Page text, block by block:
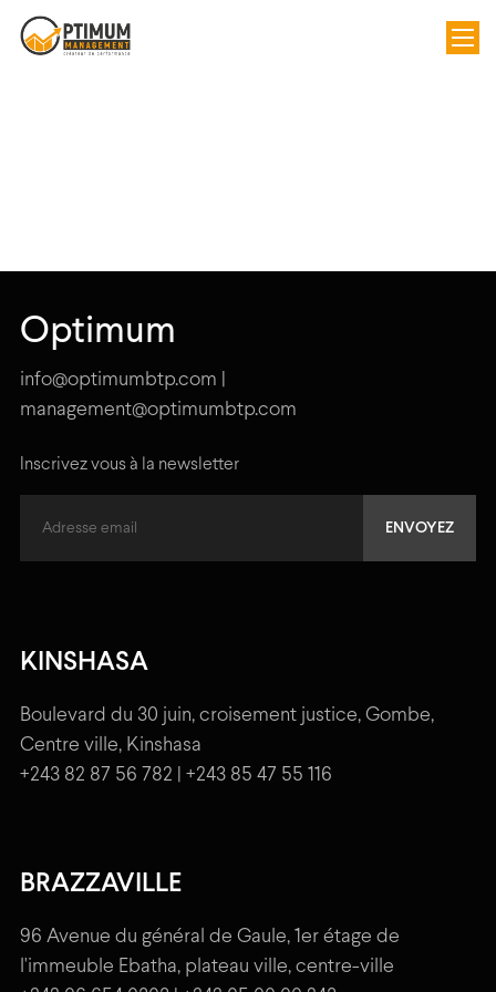
Optimum
info@optimumbtp.com |
management@optimumbtp.com
Inscrivez vous à la newsletter
KINSHASA
Boulevard du 30 juin, croisement justice, Gombe,
Centre ville, Kinshasa
+243 82 87 56 782 | +243 85 47 55 116
BRAZZAVILLE
96 Avenue du général de Gaule, 1er étage de
l'immeuble Ebatha, plateau ville, centre-ville